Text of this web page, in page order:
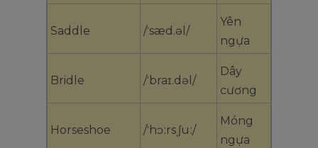
Saddle /ˈsæd.əl/
Yên
ngựa
Bridle /ˈbraɪ.dəl/
Dây
cương
Horseshoe /ˈhɔːrsˌʃuː/
Móng
ngựa